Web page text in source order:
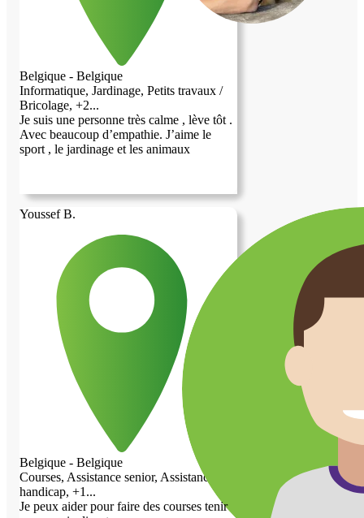
Belgique - Belgique
Informatique, Jardinage, Petits travaux /
Bricolage, +2...
Je suis une personne très calme , lève tôt .
Avec beaucoup d’empathie. J’aime le
sport , le jardinage et les animaux
Youssef B.
Belgique - Belgique
Courses, Assistance senior, Assistance
handicap, +1...
Je peux aider pour faire des courses tenir